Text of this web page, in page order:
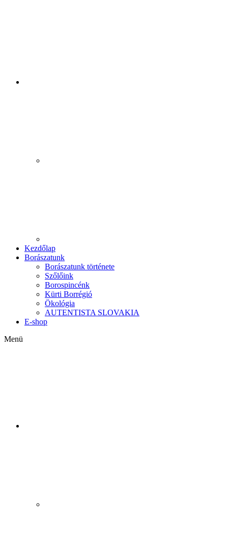
Kezdőlap
Borászatunk
Borászatunk története
Szőlőink
Borospincénk
Kürti Borrégió
Ökológia
AUTENTISTA SLOVAKIA
E-shop
Menü